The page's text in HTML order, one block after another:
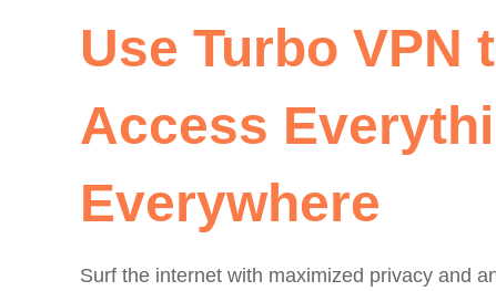
Use Turbo VPN
Access
Everywhere
Surf the internet with maximized privacy and